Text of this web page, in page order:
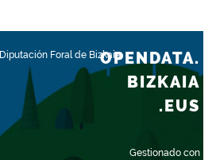
Diputación Foral de Bizkaia
Gestionado con
OPENDATA.
BIZKAIA
.EUS